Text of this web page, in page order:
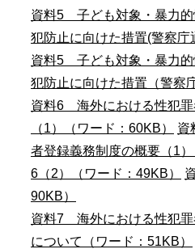
資料5 子ども対象・暴力的
犯防止に向けた措置(警察庁
資料5 子ども対象・暴力的
犯防止に向けた措置（警察
資料6 海外における性犯罪
（1）（ワード：60KB）
資
者登録義務制度の概要（1）
6（2）（ワード：49KB）
90KB）
資料7 海外における性犯罪
について（ワード：51KB）